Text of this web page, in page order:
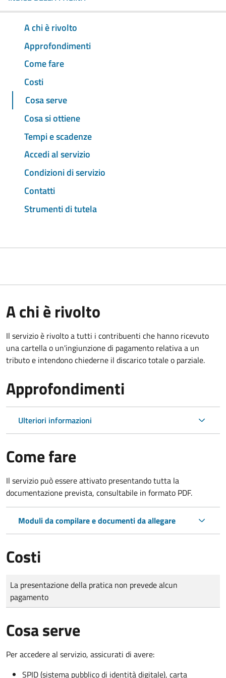
A chi è rivolto
Approfondimenti
Come fare
Costi
Cosa serve
Cosa si ottiene
Tempi e scadenze
Accedi al servizio
Condizioni di servizio
Contatti
Strumenti di tutela
A chi è rivolto
Il servizio è rivolto a tutti i contribuenti che hanno ricevuto
una cartella o un'ingiunzione di pagamento relativa a un
tributo e intendono chiederne il discarico totale o parziale.
Approfondimenti
Ulteriori informazioni
Come fare
Il servizio può essere attivato presentando tutta la
documentazione prevista, consultabile in formato PDF.
Moduli da compilare e documenti da allegare
Costi
Tipo di pagamento
Importo
La presentazione della pratica non prevede alcun
pagamento
Cosa serve
Per accedere al servizio, assicurati di avere:
SPID (sistema pubblico di identità digitale), carta